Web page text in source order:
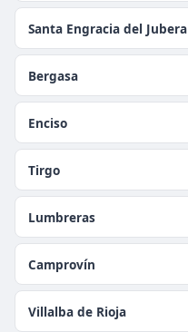
Santa Engracia del Jubera
Bergasa
Enciso
Tirgo
Lumbreras
Camprovín
Villalba de Rioja